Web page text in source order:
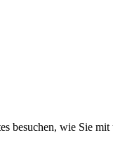
besuchen, wie Sie